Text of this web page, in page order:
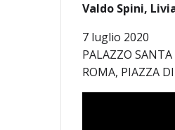
Valdo Spini,
7 luglio 2020
PALAZZO SANTA
ROMA, PIAZZA